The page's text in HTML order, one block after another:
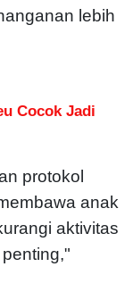
lebih
Cocok Jadi
protokol
anak
aktivitas